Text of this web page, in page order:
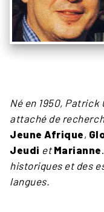
Né en 1950,
attaché de
Jeune Afrique,
Jeudi et Marianne.
historiques et des
langues.